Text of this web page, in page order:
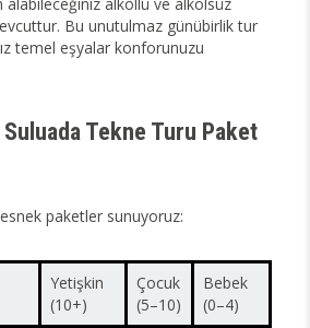
Bu unutulmaz günübirlik tur
temel eşyalar konforunuzu
Tekne Turu Paket
paketler sunuyoruz:
Yetişkin
(10+)
Çocuk
(5–10)
Bebek
(0–4)